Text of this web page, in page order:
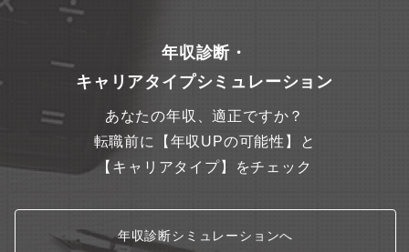
年収診断・
キャリアタイプシミュレーション
あなたの年収、適正ですか？
転職前に【年収UPの可能性】と
【キャリアタイプ】をチェック
年収診断シミュレーションへ